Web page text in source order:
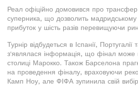
Реал офіційно домовився про трансфер
суперника, що дозволить мадридському
прибуток у шість разів перевищуючи
Турнір відбудеться в Іспанії,
з'являлася інформація, що фінал може
столиці Марокко. Також Барселона
на проведення фіналу, враховуючи
Камп Ноу, але ФІФА зупинила свій вибір